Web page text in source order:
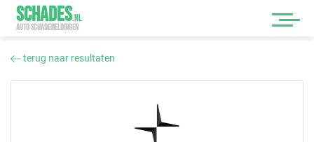
SCHADES.NL
AUTO SCHADEMELDINGEN
terug naar resultaten